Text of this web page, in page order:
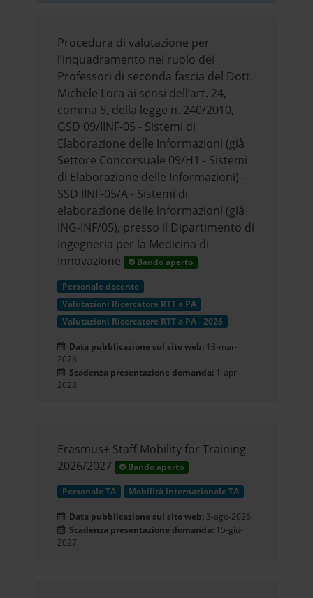
Procedura di valutazione per
l’inquadramento nel ruolo dei
Professori di seconda fascia del Dott.
Michele Lora ai sensi dell’art. 24,
comma 5, della legge n. 240/2010,
GSD 09/IINF-05 - Sistemi di
Elaborazione delle Informazioni (già
Settore Concorsuale 09/H1 - Sistemi
di Elaborazione delle Informazioni) –
SSD IINF-05/A - Sistemi di
elaborazione delle informazioni (già
ING-INF/05), presso il Dipartimento di
Ingegneria per la Medicina di
Innovazione
Bando aperto
Personale docente
Valutazioni Ricercatore RTT a PA
Valutazioni Ricercatore RTT a PA - 2026
Data pubblicazione sul sito web: 18-mar-
2026
Scadenza presentazione domanda: 1-apr-
2028
Erasmus+ Staff Mobility for Training
2026/2027
Bando aperto
Personale TA Mobilità internazionale TA
Data pubblicazione sul sito web: 3-ago-2026
Scadenza presentazione domanda: 15-giu-
2027